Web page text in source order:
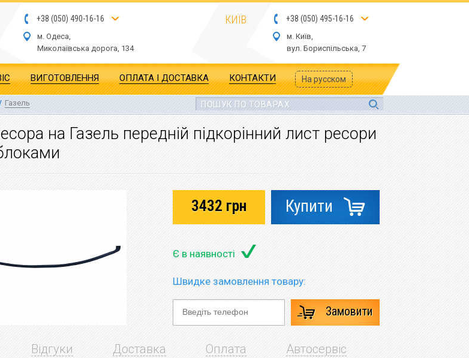
+38 (050) 490-16-16
м. Одеса,
Миколаївська дорога, 134
КИЇВ +38 (050) 495-16-16
м. Київ,
вул. Бориспільська, 7
ВИГОТОВЛЕННЯ ОПЛАТА І ДОСТАВКА КОНТАКТИ На русском
Газель
на Газель передній підкорінний лист ресори
3432 грн Купити
Є в наявності
Швидке замовлення товару:
Замовити
Відгуки Доставка Оплата Автосервіс